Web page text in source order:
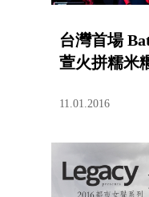
台灣首場
萱火拼糯米
11.01.2016